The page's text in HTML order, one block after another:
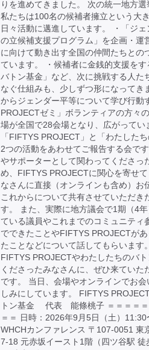
りを進めてきました。 次の統一地方選
私たちは100名の候補者擁立という大
日々活動に邁進しています。 ・「ジ
の立候補支援プログラム」を企画・運
に向けて動き出す全国の仲間たちとの
ています。 ・候補者に金銭的支援を
バトン基金」など、次に挑戦する人た
なぐ仕組みも、少しずつ形になってき
からジェンダー平等について学び行動
PROJECTゼミ」ボランティアの方々
場が全国で28会場となり、広がってい
「FIFTYS PROJECT」と「わたしたち
2つの活動をあわせてご報告する会で
やサポーターとして関わってくださっ
め、FIFTYS PROJECTに関心を寄せ
なさんに直接（オンラインも含め）お
これからについて共有させていただき
す。 また、実際に地方議会で1期（4
ている議員やこれまでのコミュニティ
でできたことやFIFTYS PROJECTが
たことなどについて話してもらいます
FIFTYS PROJECTやわたしたちのバ
くださったみなさんに、ぜひ来ていた
です。 当日、会場やオンラインでお
しみにしています。 FIFTYS
トン基金 代表 能條桃子 ＝＝＝＝＝
＝＝ 日時：2026年9月5日（土）
WHCHカンファレンス 〒107-0051 東
7-18 元赤坂イースト1階（四ツ谷駅 徒